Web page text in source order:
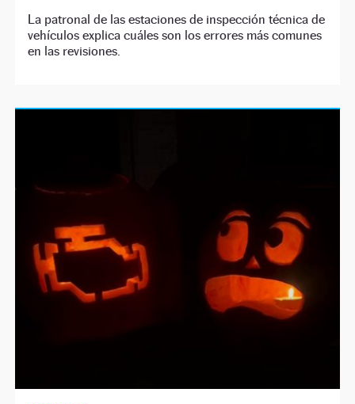
La patronal de las estaciones de inspección técnica de
vehículos explica cuáles son los errores más comunes
en las revisiones.